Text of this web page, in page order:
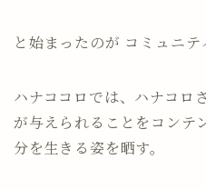
と始まったのが コミュニ
ハナココロでは、ハナコロ
が与えられることをコンテ
分を生きる姿を晒す。